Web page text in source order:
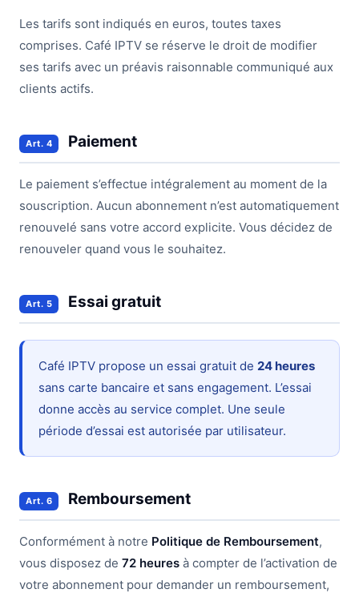
Les tarifs sont indiqués en euros, toutes taxes
comprises. Café IPTV se réserve le droit de modifier
ses tarifs avec un préavis raisonnable communiqué aux
clients actifs.
Art. 4 Paiement
Le paiement s’effectue intégralement au moment de la
souscription. Aucun abonnement n’est automatiquement
renouvelé sans votre accord explicite. Vous décidez de
renouveler quand vous le souhaitez.
Art. 5 Essai gratuit
Café IPTV propose un essai gratuit de 24 heures
sans carte bancaire et sans engagement. L’essai
donne accès au service complet. Une seule
période d’essai est autorisée par utilisateur.
Art. 6 Remboursement
Conformément à notre Politique de Remboursement,
vous disposez de 72 heures à compter de l’activation de
votre abonnement pour demander un remboursement,